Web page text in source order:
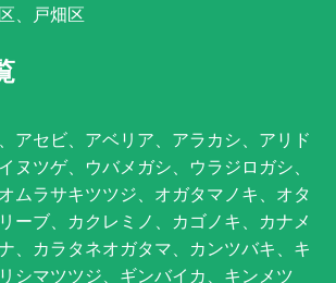
、戸畑区
アセビ、アベリア、アラカシ、アリド
ヌツゲ、ウバメガシ、ウラジロガシ、
ムラサキツツジ、オガタマノキ、オタ
ーブ、カクレミノ、カゴノキ、カナメ
、カラタネオガタマ、カンツバキ、キ
シマツツジ、ギンバイカ、キンメツ